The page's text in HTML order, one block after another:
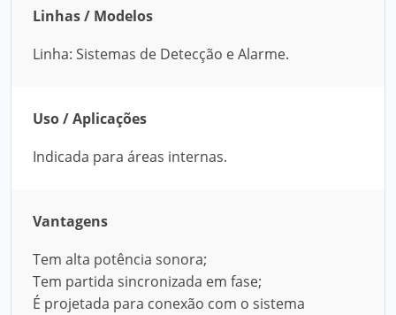
Linhas / Modelos
Linha: Sistemas de Detecção e Alarme.
Uso / Aplicações
Indicada para áreas internas.
Vantagens
Tem alta potência sonora;
Tem partida sincronizada em fase;
É projetada para conexão com o sistema